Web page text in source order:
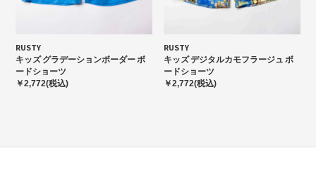
RUSTY
キッズ グラデーションボーダー ボ
ードショーツ
￥2,772(税込)
RUSTY
キッズ デジタルカモフラージュ ボ
ードショーツ
￥2,772(税込)